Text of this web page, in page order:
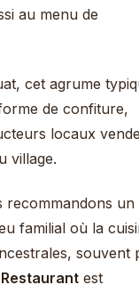
au menu de
cet agrume
de confiture,
locaux
village.
recommandons un
familial où la
souvent
est